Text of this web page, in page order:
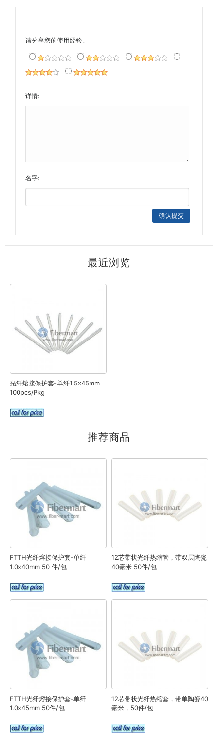
请分享您的使用经验。
详情:
名字:
最近浏览
光纤熔接保护套-单纤1.5x45mm
100pcs/pkg
推荐商品
FTTH光纤熔接保护套-单纤
1.0x40mm 50 件/包
12芯带状光纤热缩管，带双层陶瓷
40毫米 50件/包
FTTH光纤熔接保护套-单纤
1.0x45mm 50件/包
12芯带状光纤热缩套，带单陶瓷40
毫米，50件/包